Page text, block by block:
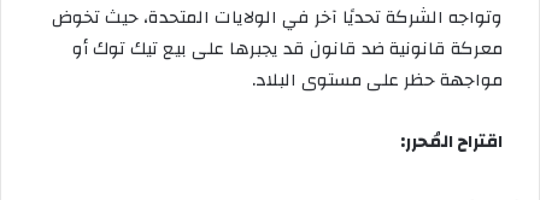
وتواجه الشركة تحديًا آخر في الولايات المتحدة، حيث تخوض
معركة قانونية ضد قانون قد يجبرها على بيع تيك توكأو
مواجهة حظر على مستوى البلاد.
اقتراح المُحرر: